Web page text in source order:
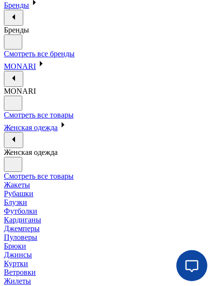
Бренды
Бренды
Смотреть все бренды
MONARI
MONARI
Смотреть все товары
Женская одежда
Женская одежда
Смотреть все товары
Жакеты
Рубашки
Блузки
Футболки
Кардиганы
Джемперы
Пуловеры
Брюки
Джинсы
Куртки
Ветровки
Жилеты